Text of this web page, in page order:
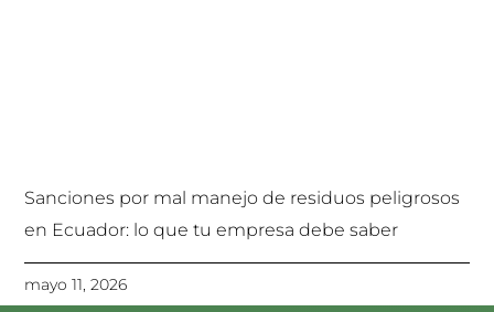
Sanciones por mal manejo de residuos peligrosos
en Ecuador: lo que tu empresa debe saber
mayo 11, 2026